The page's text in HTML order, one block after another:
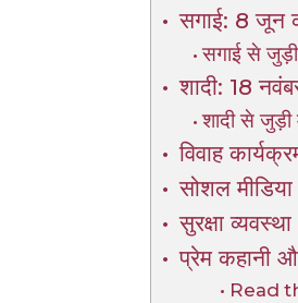
सगाई: 8 जून
सगाई से जुड़ी
शादी: 18
शादी से जुड़ी
विवाह
सोशल
सुरक्षा
प्रेम कहानी
Read